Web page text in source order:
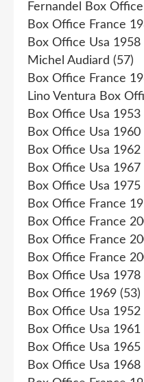
Fernandel Box Office
Box Office France
Box Office Usa 1958
Michel Audiard (57)
Box Office France
Lino Ventura Box
Box Office Usa 1953
Box Office Usa 1960
Box Office Usa 1962
Box Office Usa 1967
Box Office Usa 1975
Box Office France
Box Office France
Box Office France
Box Office France
Box Office Usa 1978
Box Office 1969 (53)
Box Office Usa 1952
Box Office Usa 1961
Box Office Usa 1965
Box Office Usa 1968